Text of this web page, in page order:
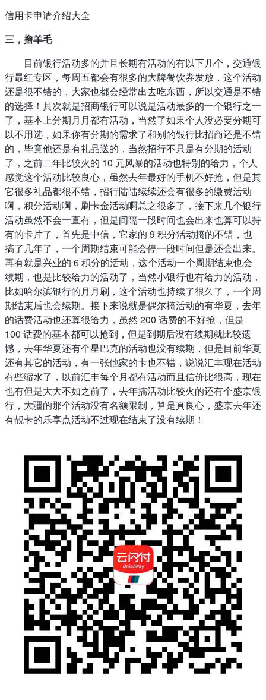
信用卡申请介绍大全
三，撸羊毛
目前银行活动多的并且长期有活动的有以下几个，交通银
行最红专区，每周五都会有很多的大牌餐饮券发放，这个活动
还是很不错的，大家也都会经常出去吃东西，所以交通是不错
的选择！其次就是招商银行可以说是活动最多的一个银行之一
了，基本上分期月月都有活动，当然了如果个人没必要分期可
以不用选，如果你有分期的需求了和别的银行比招商还是不错
的，毕竟他还是有礼品送的，当然招行不只是有分期的活动
了，之前二年比较火的 10 元风暴的活动也特别的给力，个人
感觉这个活动比较良心，虽然去年最好的手机不好抢，但是其
它很多礼品都很不错，招行陆陆续续还会有很多的缴费活动
啊，积分活动啊，刷卡金活动啊总之很多了，接下来几个银行
活动虽然不会一直有，但是间隔一段时间也会出来也算可以持
有的卡片了，首先是中信，它家的 9 积分活动搞的不错，也
搞了几年了，一个周期结束可能会停一段时间但是还会出来。
再有就是兴业的 6 积分的活动，这个活动一个周期结束也会
续期，也是比较给力的活动了，当然小银行也有给力的活动，
比如哈尔滨银行的月月刷，这个活动也持续了很久了，一个周
期结束后也会续期。接下来说就是偶尔搞活动的有华夏，去年
的话费活动也还算很给力，虽然 200 话费的不好抢，但是
100 话费的基本都可以抢到，但是到期后没有续期就比较遗
憾，去年华夏还有个星巴克的活动也没有续期，但是目前华夏
还有其它的活动，有一张他家的卡也不错，说说汇丰现在活动
有些缩水了，以前汇丰每个月都有活动而且信价比很高，现在
也有但是大大不如之前了，去年搞活动比较火的还有个盛京银
行，大疆的那个活动没有名额限制，算是真良心，盛京去年还
有靓卡的乐享点活动不过现在结束了没有续期！